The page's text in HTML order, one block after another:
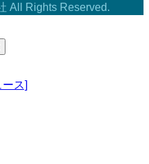
All Rights Reserved.
ス]